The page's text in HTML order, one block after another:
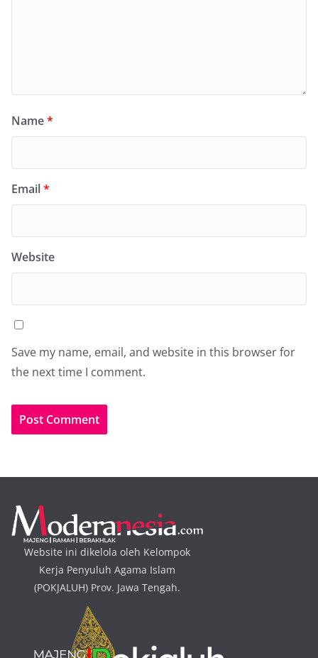
Name*
Email*
Website
Save my name, email, and website in this browser for
the next time I comment.
Website ini dikelola oleh Kelompok
Kerja Penyuluh Agama Islam
(POKJALUH) Prov. Jawa Tengah.